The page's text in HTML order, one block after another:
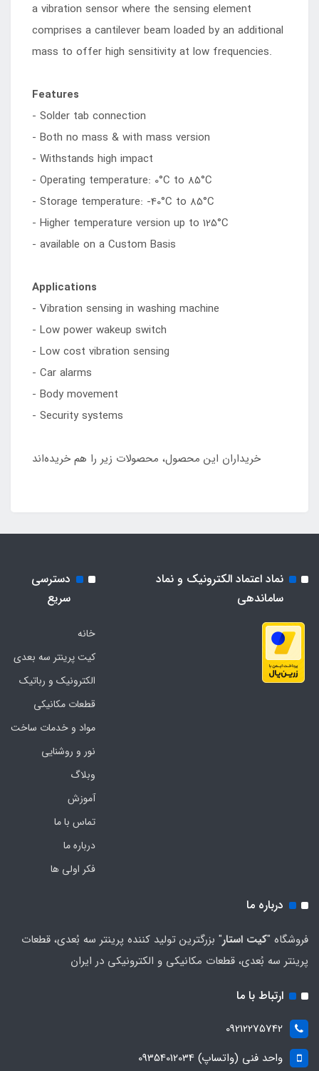
a vibration sensor where the sensing element
comprises a cantilever beam loaded by an additional
mass to offer high sensitivity at low frequencies.
Features
- Solder tab connection
- Both no mass & with mass version
- Withstands high impact
- Operating temperature: 0°C to 85°C
- Storage temperature: -40°C to 85°C
- Higher temperature version up to 125°C
- available on a Custom Basis
Applications
- Vibration sensing in washing machine
- Low power wakeup switch
- Low cost vibration sensing
- Car alarms
- Body movement
- Security systems
خریداران این محصول، محصولات زیر را هم خریده‌اند
نماد اعتماد الکترونیک و نماد
ساماندهی
دسترسی
سریع
خانه
کیت پرینتر سه بعدی
الکترونیک و رباتیک
قطعات مکانیکی
مواد و خدمات ساخت
نور و روشنایی
وبلاگ
آموزش
تماس با ما
درباره ما
فکر اولی ها
درباره ما
فروشگاه "کیت استار" بزرگترین تولید کننده پرینتر سه بُعدی، قطعات
پرینتر سه بُعدی، قطعات مکانیکی و الکترونیکی در ایران
ارتباط با ما
09212275742
واحد فنی (واتساپ) 09354012034